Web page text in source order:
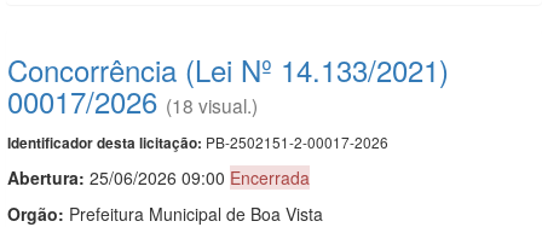
Concorrência (Lei Nº 14.133/2021)
00017/2026 (18 visual.)
Identificador desta licitação: PB-2502151-2-00017-2026
Abertura: 25/06/2026 09:00 Encerrada
Orgão: Prefeitura Municipal de Boa Vista